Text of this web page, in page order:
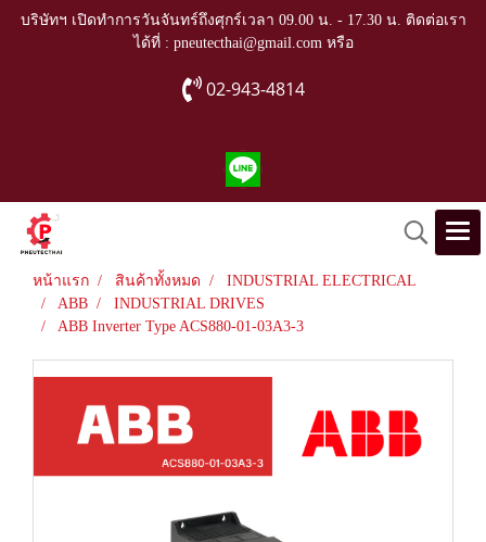
บริษัทฯ เปิดทำการวันจันทร์ถึงศุกร์เวลา 09.00 น. - 17.30 น. ติดต่อเรา
ได้ที่ : pneutecthai@gmail.com หรือ
02-943-4814
หน้าแรก สินค้าทั้งหมด
INDUSTRIAL ELECTRICAL
ABB
INDUSTRIAL DRIVES
ABB Inverter Type ACS880-01-03A3-3